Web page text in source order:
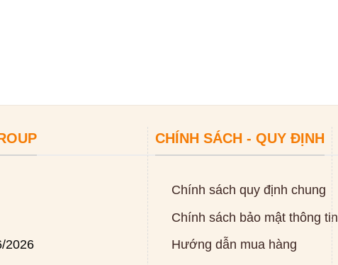
2026
CHÍNH SÁCH - QUY ĐỊNH
Chính sách quy định chung
Chính sách bảo mật thông tin
Hướng dẫn mua hàng